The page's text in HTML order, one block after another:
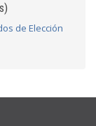
de Elección